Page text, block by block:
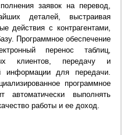
заявок на перевод,
деталей, выстраивая
действия с контрагентами,
Программное обеспечение
перенос таблиц,
клиентов, передачу и
информации для передачи.
программное
автоматически выполнять
работы и ее доход.